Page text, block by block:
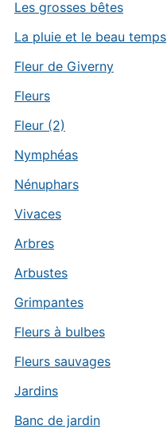
Les grosses bêtes
La pluie et le beau temps
Fleur de Giverny
Fleurs
Fleur (2)
Nymphéas
Nénuphars
Vivaces
Arbres
Arbustes
Grimpantes
Fleurs à bulbes
Fleurs sauvages
Jardins
Banc de jardin